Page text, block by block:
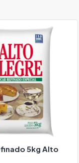
5kg Alto